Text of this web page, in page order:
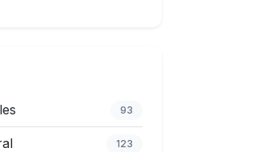
93
123